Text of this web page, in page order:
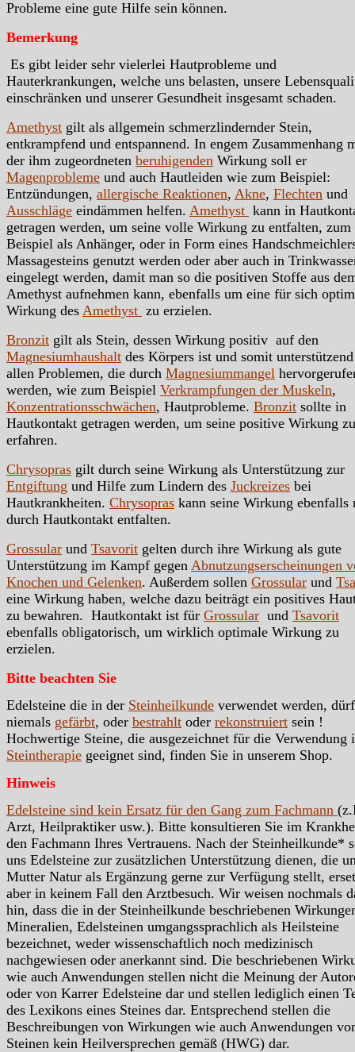
Probleme eine gute Hilfe sein können.
Bemerkung
Es gibt leider sehr vielerlei Hautprobleme und
Hauterkrankungen, welche uns belasten, unsere
einschränken und unserer Gesundheit insgesamt schaden.
Amethyst gilt als allgemein schmerzlindernder Stein,
entkrampfend und entspannend. In engem Zusammenhang
der ihm zugeordneten beruhigenden Wirkung soll er
Magenprobleme und auch Hautleiden wie zum Beispiel:
Entzündungen, allergische Reaktionen, Akne, Flechten und
Ausschläge eindämmen helfen. Amethyst kann in
getragen werden, um seine volle Wirkung zu entfalten, zum
Beispiel als Anhänger, oder in Form eines
Massagesteins genutzt werden oder aber auch in
eingelegt werden, damit man so die positiven Stoffe aus
Amethyst aufnehmen kann, ebenfalls um eine für sich
Wirkung des Amethyst zu erzielen.
Bronzit gilt als Stein, dessen Wirkung positiv auf den
Magnesiumhaushalt des Körpers ist und somit
allen Problemen, die durch Magnesiummangel
werden, wie zum Beispiel Verkrampfungen der Muskeln,
Konzentrationsschwächen, Hautprobleme. Bronzit sollte in
Hautkontakt getragen werden, um seine positive Wirkung zu
erfahren.
Chrysopras gilt durch seine Wirkung als Unterstützung zur
Entgiftung und Hilfe zum Lindern des Juckreizes bei
Hautkrankheiten. Chrysopras kann seine Wirkung ebenfalls
durch Hautkontakt entfalten.
Grossular und Tsavorit gelten durch ihre Wirkung als gute
Unterstützung im Kampf gegen Abnutzungserscheinungen
Knochen und Gelenken. Außerdem sollen Grossular und
eine Wirkung haben, welche dazu beiträgt ein positives
zu bewahren. Hautkontakt ist für Grossular und Tsavorit
ebenfalls obligatorisch, um wirklich optimale Wirkung zu
erzielen.
Bitte beachten Sie
Edelsteine die in der Steinheilkunde verwendet werden,
niemals gefärbt, oder bestrahlt oder rekonstruiert sein !
Hochwertige Steine, die ausgezeichnet für die Verwendung
Steintherapie geeignet sind, finden Sie in unserem Shop.
Hinweis
Edelsteine sind kein Ersatz für den Gang zum Fachmann
Arzt, Heilpraktiker usw.). Bitte konsultieren Sie im
den Fachmann Ihres Vertrauens. Nach der Steinheilkunde*
uns Edelsteine zur zusätzlichen Unterstützung dienen, die
Mutter Natur als Ergänzung gerne zur Verfügung stellt,
aber in keinem Fall den Arztbesuch. Wir weisen nochmals
hin, dass die in der Steinheilkunde beschriebenen
Mineralien, Edelsteinen umgangssprachlich als Heilsteine
bezeichnet, weder wissenschaftlich noch medizinisch
nachgewiesen oder anerkannt sind. Die beschriebenen
wie auch Anwendungen stellen nicht die Meinung der
oder von Karrer Edelsteine dar und stellen lediglich einen
des Lexikons eines Steines dar. Entsprechend stellen die
Beschreibungen von Wirkungen wie auch Anwendungen
Steinen kein Heilversprechen gemäß (HWG) dar.